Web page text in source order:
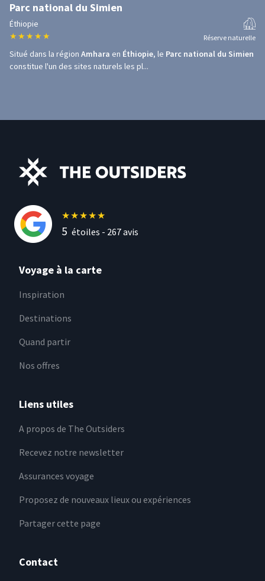
Parc national du Simien
Éthiopie
★ ★ ★ ★ ★ Réserve naturelle
Situé dans la région Amhara en Éthiopie, le Parc national du Simien
constitue l'un des sites naturels les pl...
★★★★★
5 étoiles - 267avis
Voyage à la carte
Inspiration
Destinations
Quand partir
Nos offres
Liens utiles
A propos de The Outsiders
Recevez notre newsletter
Assurances voyage
Proposez de nouveaux lieux ou expériences
Partager cette page
Contact